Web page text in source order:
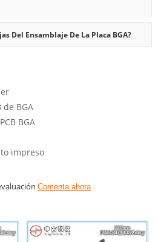
Del Ensamblaje De La Placa BGA?
de BGA
BGA
impreso
Comenta ahora